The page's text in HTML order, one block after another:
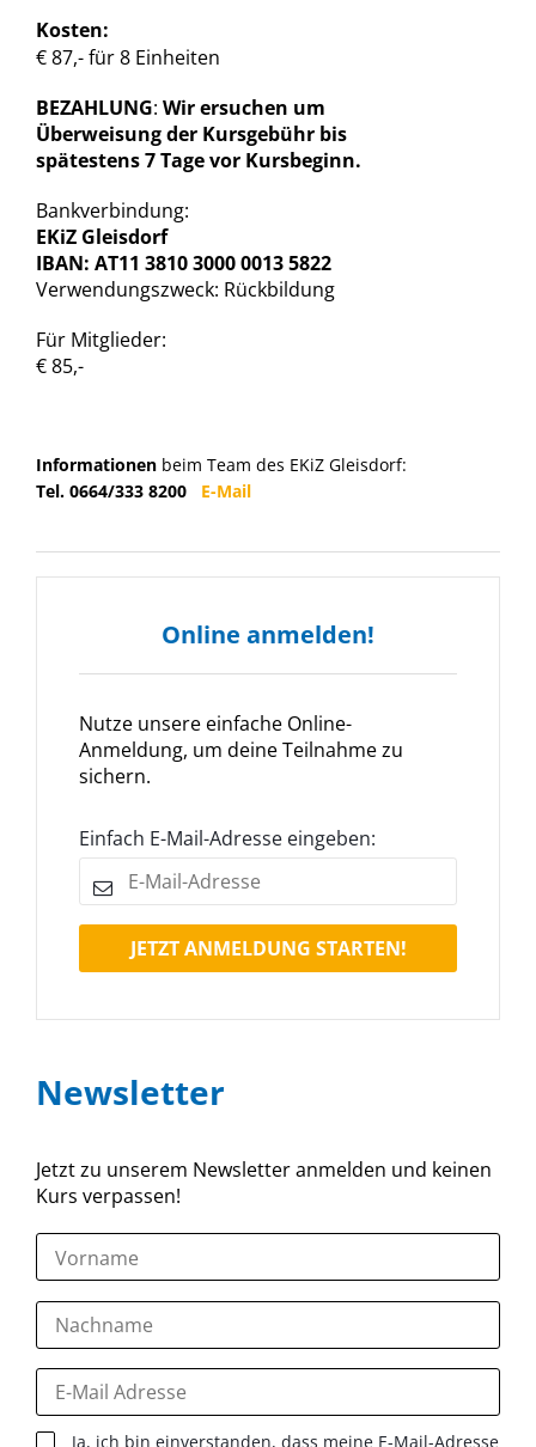
Newsletter
Jetzt zu unserem Newsletter anmelden und keinen
Kurs verpassen!
Ja, ich bin einverstanden, dass meine E-Mail-Adresse
Kosten:
€ 87,- für 8 Einheiten
BEZAHLUNG: Wir ersuchen um
Überweisung der Kursgebühr bis
spätestens 7 Tage vor Kursbeginn.
Bankverbindung:
EKiZ Gleisdorf
IBAN: AT11 3810 3000 0013 5822
Verwendungszweck: Rückbildung
Für Mitglieder:
€ 85,-
Informationen beim Team des EKiZ Gleisdorf:
Tel. 0664/333 8200 E-Mail
Online anmelden!
Nutze unsere einfache Online-
Anmeldung, um deine Teilnahme zu
sichern.
Einfach E-Mail-Adresse eingeben:
JETZT ANMELDUNG STARTEN!